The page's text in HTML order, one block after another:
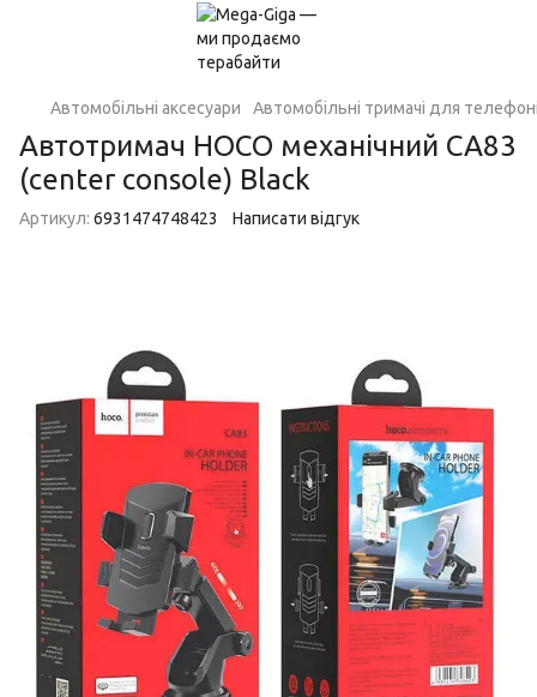
Автомобільні аксесуари Автомобільні тримачі для
Автотримач HOCO механічний CA83
(center console) Black
Артикул: 6931474748423 Написати відгук